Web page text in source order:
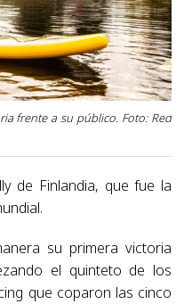
frente a su público. Foto: Red
de Finlandia, que fue la
su primera victoria
el quinteto de los
que coparon las cinco